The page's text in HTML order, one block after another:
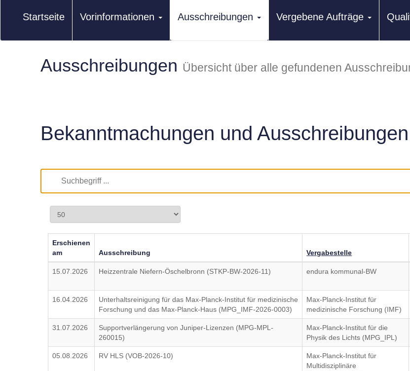
Startseite Vorinformationen Ausschreibungen Vergebene Aufträge
Ausschreibungen Übersicht über alle gefundenen
Bekanntmachungen und Ausschreibungen
Erschienen
am
Ausschreibung Vergabestelle
15.07.2026 Heizzentrale Niefern-Öschelbronn (STKP-BW-2026-11) endura kommunal-BW
16.04.2026
Unterhaltsreinigung für das Max-Planck-Institut für medizinische
Forschung und das Max-Planck-Haus (MPG_IMF-2026-0003)
Max-Planck-Institut für
medizinische Forschung (IMF)
31.07.2026
Supportverlängerung von Juniper-Lizenzen (MPG-MPL-
260015)
Max-Planck-Institut für die
Physik des Lichts (MPG_IPL)
05.08.2026 RV HLS (VOB-2026-10)
Max-Planck-Institut für
Multidisziplinäre